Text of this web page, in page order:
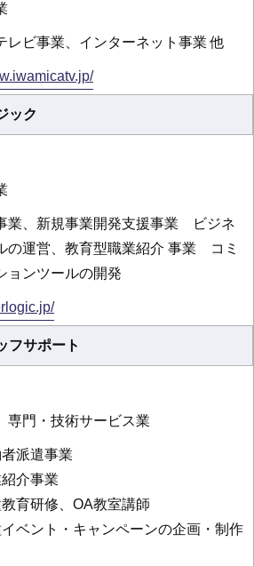
レビ事業、インターネット事業 他
ック
業、新規事業開発支援事業 ビジネ
の運営、教育型職業紹介 事業 コミ
ョンツールの開発
フサポート
専門・技術サービス業
者派遣事業
紹介事業
教育研修、OA教室講師
イベント・キャンペーンの企画・制作